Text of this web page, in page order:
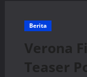
Berita
Verona
Teaser